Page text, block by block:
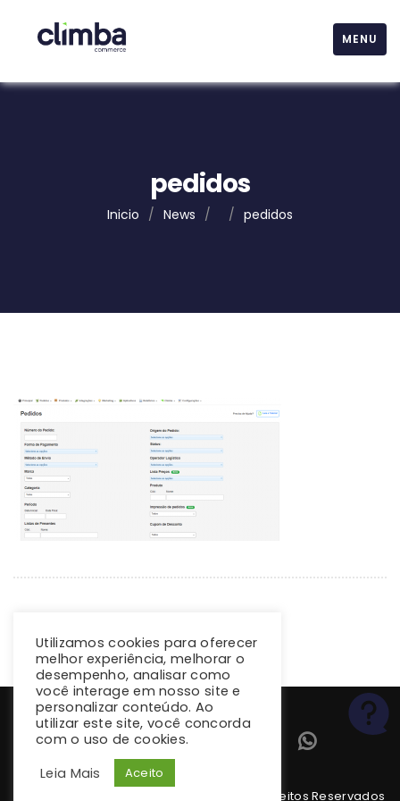
MENU
pedidos
Inicio / News / / pedidos
Copyright 2026 climba.com.br. Todos os Direitos Reservados
Utilizamos cookies para oferecer
melhor experiência, melhorar o
desempenho, analisar como
você interage em nosso site e
personalizar conteúdo. Ao
utilizar este site, você concorda
com o uso de cookies.
Leia Mais
Aceito